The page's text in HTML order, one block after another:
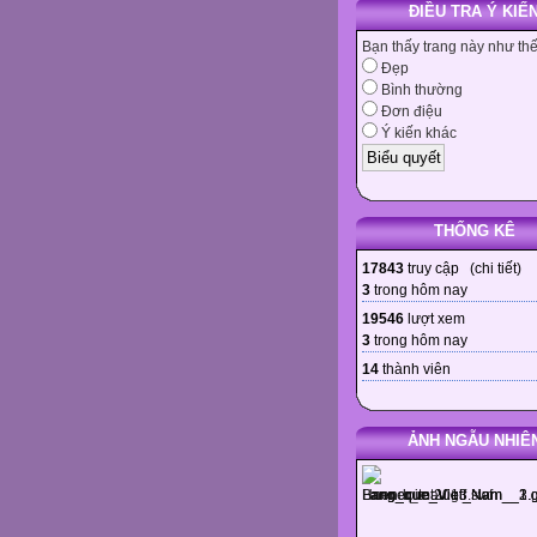
ĐIỀU TRA Ý KIẾN
Bạn thấy trang này như
Đẹp
Bình thường
Đơn điệu
Ý kiến khác
THỐNG KÊ
17843 truy cập (chi tiết)
3 trong hôm nay
19546 lượt xem
3 trong hôm nay
14 thành viên
ẢNH NGẪU